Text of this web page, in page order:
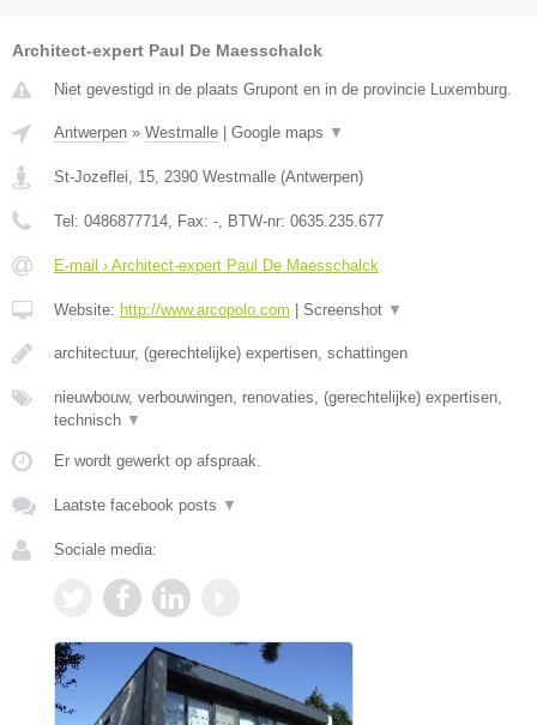
Architect-expert Paul De Maesschalck
Niet gevestigd in de plaats Grupont en in de provincie Luxemburg.
Antwerpen » Westmalle Google maps ▼
St-Jozeflei, 15, 2390 Westmalle (Antwerpen)
Tel: 0486877714, Fax: -, BTW-nr: 0635.235.677
E-mail › Architect-expert Paul De Maesschalck
Website: http://www.arcopolo.com Screenshot ▼
architectuur, (gerechtelijke) expertisen, schattingen
nieuwbouw, verbouwingen, renovaties, (gerechtelijke) expertisen,
technisch ▼
Er wordt gewerkt op afspraak.
Laatste facebook posts ▼
Sociale media: